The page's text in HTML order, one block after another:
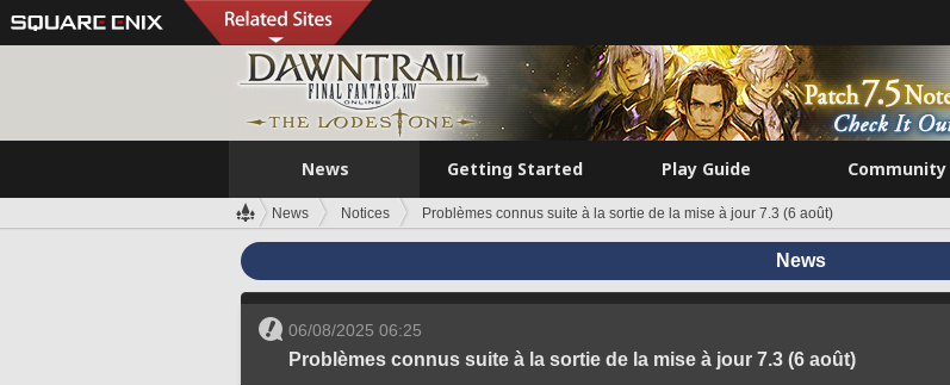
News Getting Started Play Guide Community
News Notices Problèmes connus suite à la sortie de la mise à jour 7.3 (6 août)
News
06/08/2025 06:25
Problèmes connus suite à la sortie de la mise à jour 7.3 (6 août)